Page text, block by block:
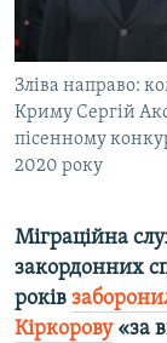
ІНФОГРАФІКА
Усі сайти
Зліва направо:
Криму Сергій
пісенному
2020 року
Міграційна
закордонних
років
Кіркорову«за